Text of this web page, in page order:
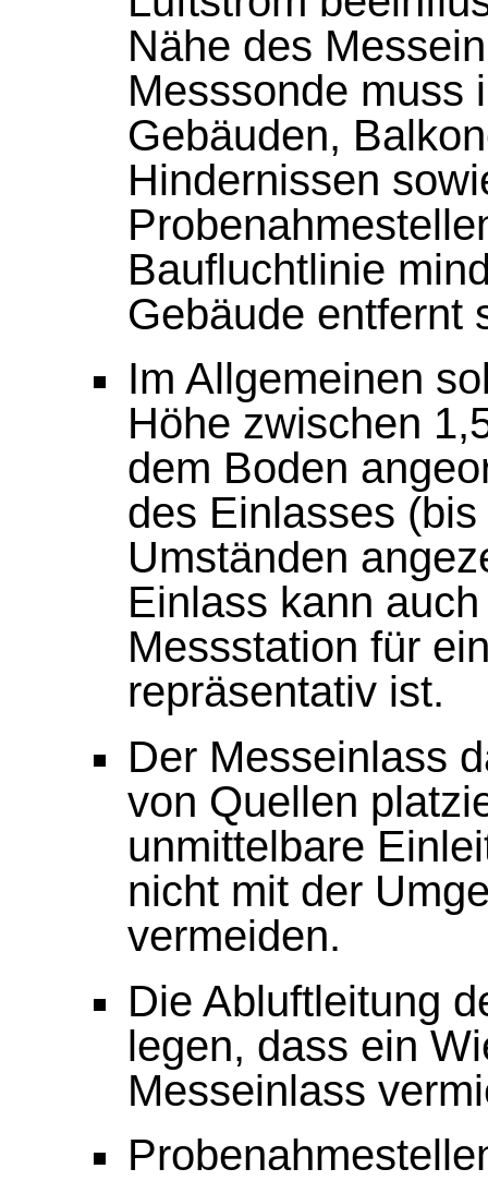
Nähe des
Messsonde muss
Gebäuden,
Hindernissen
Baufluchtlinie
Gebäude entfernt
Im Allgemeinen
Höhe zwischen
dem Boden
des Einlasses
Umständen
Einlass kann
Messstation für
repräsentativ ist.
Der Messeinlass
von Quellen
unmittelbare
nicht mit der
vermeiden.
Die Abluftleitung
legen, dass ein
Messeinlass